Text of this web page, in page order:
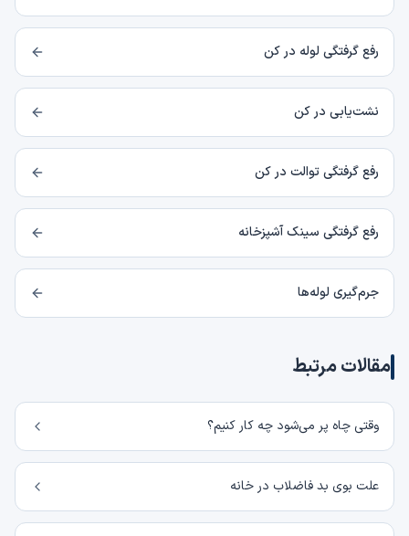
رفع گرفتگی لوله در کن
نشت‌یابی در کن
رفع گرفتگی توالت در کن
رفع گرفتگی سینک آشپزخانه
جرم‌گیری لوله‌ها
مقالات مرتبط
وقتی چاه پر می‌شود چه کار کنیم؟
علت بوی بد فاضلاب در خانه